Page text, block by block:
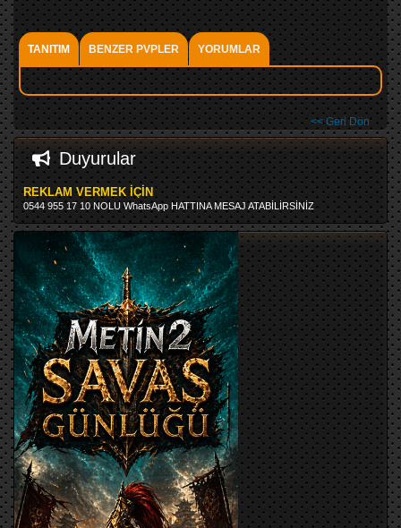
TANITIM BENZER PVPLER YORUMLAR
<< Geri Dön
Duyurular
REKLAM VERMEK İÇİN
0544 955 17 10 NOLU WhatsApp HATTINA MESAJ ATABİLİRSİNİZ